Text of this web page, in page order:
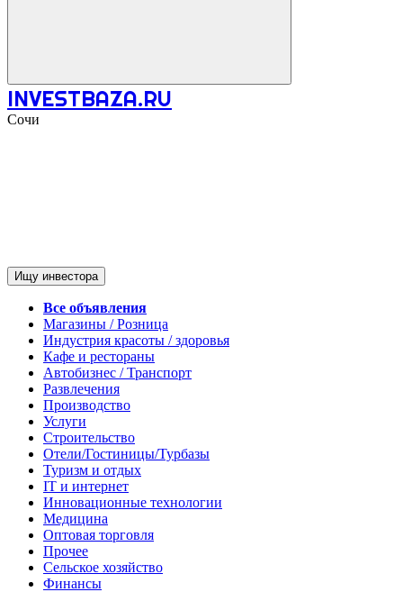
INVESTBAZA.RU
Сочи
Ищу инвестора
Все объявления
Магазины / Розница
Индустрия красоты / здоровья
Кафе и рестораны
Автобизнес / Транспорт
Развлечения
Производство
Услуги
Строительство
Отели/Гостиницы/Турбазы
Туризм и отдых
IT и интернет
Инновационные технологии
Медицина
Оптовая торговля
Прочее
Сельское хозяйство
Финансы